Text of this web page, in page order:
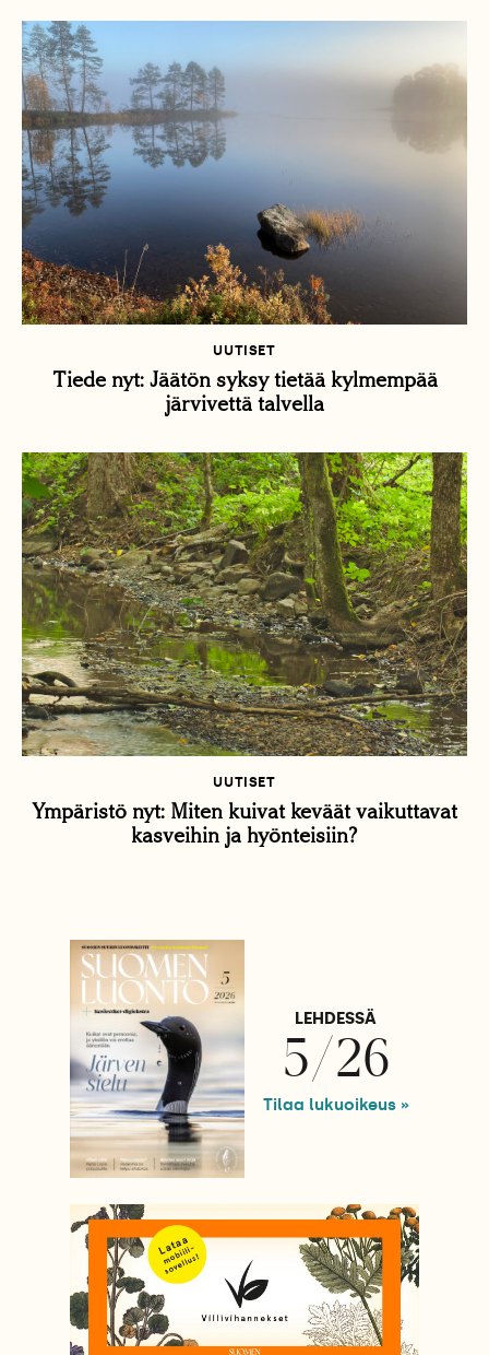
UUTISET
Tiede nyt: Jäätön syksy tietää kylmempää
järvivettä talvella
UUTISET
Ympäristö nyt: Miten kuivat keväät vaikuttavat
kasveihin ja hyönteisiin?
LEHDESSÄ
5/26
Tilaa lukuoikeus »